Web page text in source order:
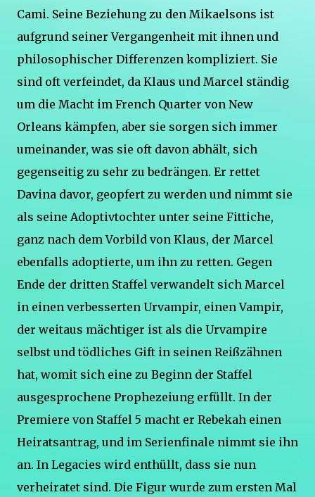
Cami. Seine Beziehung zu den Mikaelsons ist
aufgrund seiner Vergangenheit mit ihnen und
philosophischer Differenzen kompliziert. Sie
sind oft verfeindet, da Klaus und Marcel ständig
um die Macht im French Quarter von New
Orleans kämpfen, aber sie sorgen sich immer
umeinander, was sie oft davon abhält, sich
gegenseitig zu sehr zu bedrängen. Er rettet
Davina davor, geopfert zu werden und nimmt sie
als seine Adoptivtochter unter seine Fittiche,
ganz nach dem Vorbild von Klaus, der Marcel
ebenfalls adoptierte, um ihn zu retten. Gegen
Ende der dritten Staffel verwandelt sich Marcel
in einen verbesserten Urvampir, einen Vampir,
der weitaus mächtiger ist als die Urvampire
selbst und tödliches Gift in seinen Reißzähnen
hat, womit sich eine zu Beginn der Staffel
ausgesprochene Prophezeiung erfüllt. In der
Premiere von Staffel 5 macht er Rebekah einen
Heiratsantrag, und im Serienfinale nimmt sie ihn
an. In Legacies wird enthüllt, dass sie nun
verheiratet sind. Die Figur wurde zum ersten Mal